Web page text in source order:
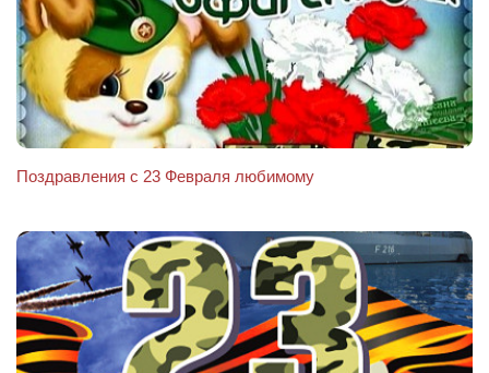
Поздравления с 23 Февраля любимому